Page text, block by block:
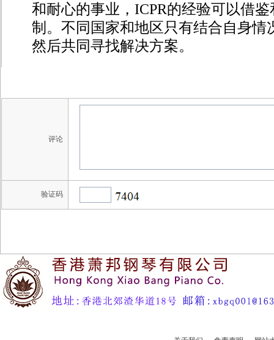
和耐心的事业，ICPR的经验可以借
制。不同国家和地区只有结合自身情
然后共同寻找解决方案。
评论
验证码